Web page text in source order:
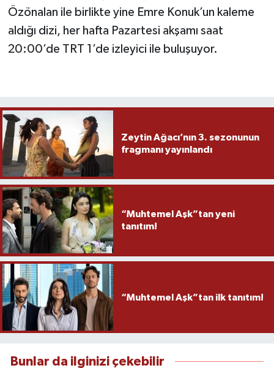
Özönalan ile birlikte yine Emre Konuk’un kaleme
aldığı dizi, her hafta Pazartesi akşamı saat
20:00’de TRT 1’de izleyici ile buluşuyor.
Zeytin Ağacı’nın 3. sezonunun
fragmanı yayınlandı
“Muhtemel Aşk”tan yeni
tanıtım!
“Muhtemel Aşk”tan ilk tanıtım!
Bunlar da ilginizi çekebilir